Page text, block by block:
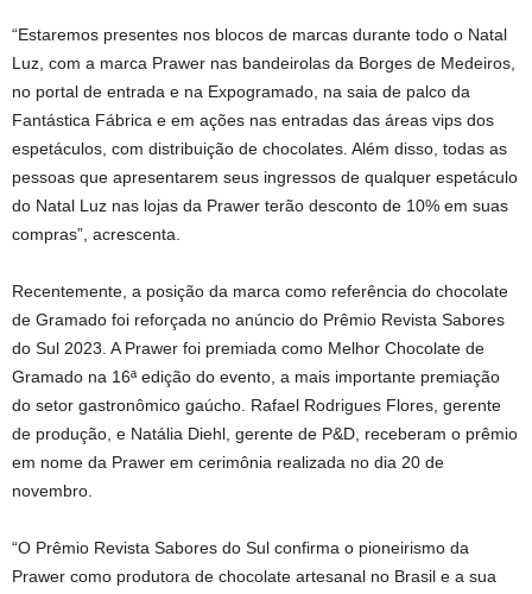
“Estaremos presentes nos blocos de marcas durante todo o Natal
Luz, com a marca Prawer nas bandeirolas da Borges de Medeiros,
no portal de entrada e na Expogramado, na saia de palco da
Fantástica Fábrica e em ações nas entradas das áreas vips dos
espetáculos, com distribuição de chocolates. Além disso, todas as
pessoas que apresentarem seus ingressos de qualquer espetáculo
do Natal Luz nas lojas da Prawer terão desconto de 10% em suas
compras”, acrescenta.
Recentemente, a posição da marca como referência do chocolate
de Gramado foi reforçada no anúncio do Prêmio Revista Sabores
do Sul 2023. A Prawer foi premiada como Melhor Chocolate de
Gramado na 16ª edição do evento, a mais importante premiação
do setor gastronômico gaúcho. Rafael Rodrigues Flores, gerente
de produção, e Natália Diehl, gerente de P&D, receberam o prêmio
em nome da Prawer em cerimônia realizada no dia 20 de
novembro.
“O Prêmio Revista Sabores do Sul confirma o pioneirismo da
Prawer como produtora de chocolate artesanal no Brasil e a sua